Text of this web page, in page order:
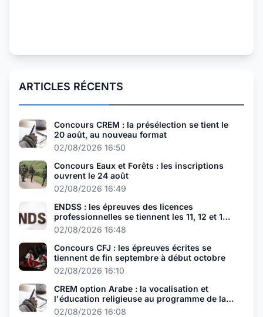
ARTICLES RÉCENTS
Concours CREM : la présélection se tient le
20 août, au nouveau format
02/08/2026 16:50
Concours Eaux et Forêts : les inscriptions
ouvrent le 24 août
02/08/2026 16:49
ENDSS : les épreuves des licences
professionnelles se tiennent les 11, 12 et 13
août
02/08/2026 16:48
Concours CFJ : les épreuves écrites se
tiennent de fin septembre à début octobre
02/08/2026 16:10
CREM option Arabe : la vocalisation et
l'éducation religieuse au programme de la
présélection
02/08/2026 16:08